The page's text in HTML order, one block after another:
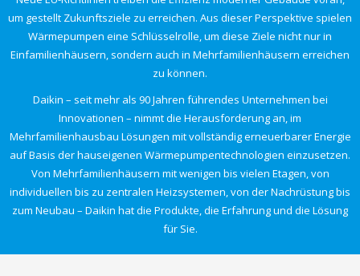
um gestellt Zukunftsziele zu erreichen. Aus dieser Perspektive spielen
Wärmepumpen eine Schlüsselrolle, um diese Ziele nicht nur in
Einfamilienhäusern, sondern auch in Mehrfamilienhäusern erreichen
zu können.
Daikin – seit mehr als 90 Jahren führendes Unternehmen bei
Innovationen – nimmt die Herausforderung an, im
Mehrfamilienhausbau Lösungen mit vollständig erneuerbarer Energie
auf Basis der hauseigenen Wärmepumpentechnologien einzusetzen.
Von Mehrfamilienhäusern mit wenigen bis vielen Etagen, von
individuellen bis zu zentralen Heizsystemen, von der Nachrüstung bis
zum Neubau – Daikin hat die Produkte, die Erfahrung und die Lösung
für Sie.